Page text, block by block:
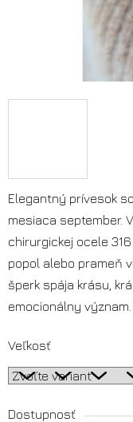
Elegantný prívesok
mesiaca september.
chirurgickej ocele
popol alebo prameň
šperk spája krásu,
emocionálny význam.
Veľkosť
Dostupnosť